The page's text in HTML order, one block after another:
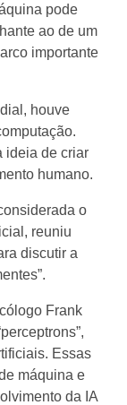
pode
ao de um
importante
houve
ideia de criar
humano.
o
reuniu
discutir a
Frank
Essas
máquina e
da IA